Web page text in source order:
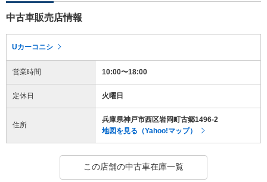
中古車販売店情報
Uカーコニシ
営業時間 10:00〜18:00
定休日 火曜日
住所
兵庫県神戸市西区岩岡町古郷1496-2
地図を見る（Yahoo!マップ）
この店舗の中古車在庫一覧